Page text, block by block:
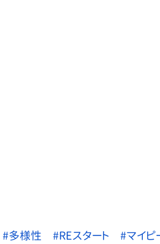
#多様性 #REスタート
#マイピ